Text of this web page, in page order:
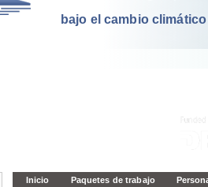
bajo el cambio climático
Inicio Paquetes de trabajo